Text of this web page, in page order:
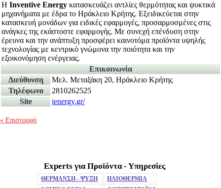
Η Inventive Energy κατασκευάζει αντλίες θερμότητας και ψυκτικά
μηχανήματα με έδρα το Ηράκλειο Κρήτης. Εξειδικεύεται στην
κατασκευή μονάδων για ειδικές εφαρμογές, προσαρμοσμένες στις
ανάγκες της εκάστοστε εφαρμογής. Με συνεχή επένδυση στην
έρευνα και την ανάπτυξη προσφέρει καινοτόμα προϊόντα υψηλής
τεχνολογίας με κεντρικό γνώμονα την ποιότητα και την
εξοικονόμηση ενέργειας.
Επικοινωνία
Διεύθυνση
Μελ. Μεταξάκη 20, Ηράκλειο Κρήτης
Τηλέφωνο
2810262525
Site
ienergy.gr/
« Επιστροφή
MuteExperts για Προϊόντα - Υπηρεσίες
ΘΕΡΜΑΝΣΗ - ΨΥΞΗ
ΗΛΙΟΘΕΡΜΙΑ